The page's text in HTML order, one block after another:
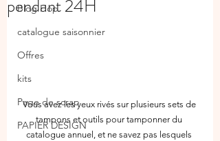
Blog Hop
catalogue saisonnier
Offres
kits
Page de scrap
PAPIER DESIGN
pendant 24H
Vous avez les yeux rivés sur plusieurs sets de
tampons et outils pour tamponner du
catalogue annuel, et ne savez pas lesquels